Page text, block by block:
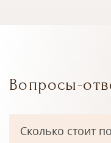
Вопросы-
Сколько стоит